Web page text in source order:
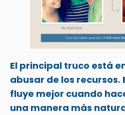
El principal truco está
abusar de los recursos.
fluye mejor cuando
una manera más